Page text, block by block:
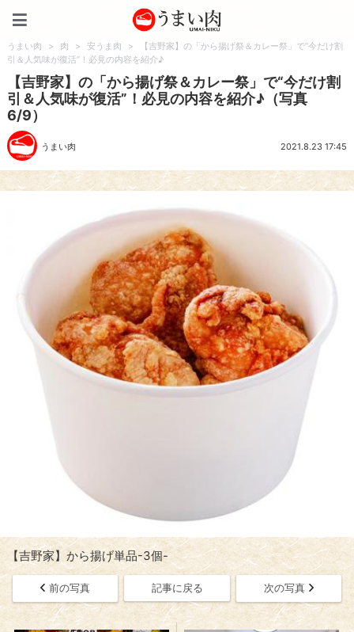
うまい肉 > 肉 > 安うま肉 >
【吉野家】の「から揚げ祭＆カレー祭」で“今だけ割
引＆人気味が復活”！必見の内容を紹介♪
【吉野家】の「から揚げ祭＆カレー祭」で“今だけ割
引＆人気味が復活”！必見の内容を紹介♪（写真
6/9）
うまい肉 2021.8.23 17:45
【吉野家】から揚げ単品-3個-
前の写真 記事に戻る 次の写真